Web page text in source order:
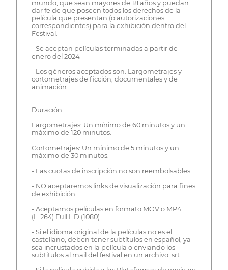
mundo, que sean mayores de 18 años y puedan
dar fe de que poseen todos los derechos de la
película que presentan (o autorizaciones
correspondientes) para la exhibición dentro del
Festival.
- Se aceptan películas terminadas a partir de
enero del 2024.
- Los géneros aceptados son: Largometrajes y
cortometrajes de ficción, documentales y de
animación.
Duración
Largometrajes: Un mínimo de 60 minutos y un
máximo de 120 minutos.
Cortometrajes: Un mínimo de 5 minutos y un
máximo de 30 minutos.
- Las cuotas de inscripción no son reembolsables.
- NO aceptaremos links de visualización para fines
de exhibición.
- Aceptamos películas en formato MOV o MP4
(H.264) Full HD (1080).
- Si el idioma original de la películas no es el
castellano, deben tener subtítulos en español, ya
sea incrustados en la película o enviando los
subtítulos al mail del festival en un archivo .srt